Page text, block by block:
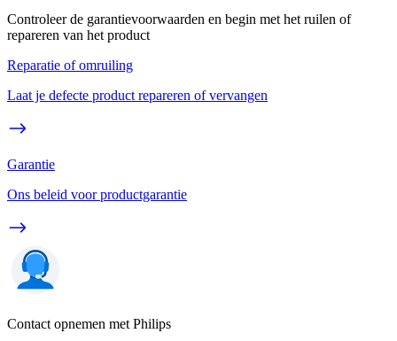
Controleer de garantievoorwaarden en begin met het ruilen of
repareren van het product
Reparatie of omruiling
Laat je defecte product repareren of vervangen
Garantie
Ons beleid voor productgarantie
Contact opnemen met Philips